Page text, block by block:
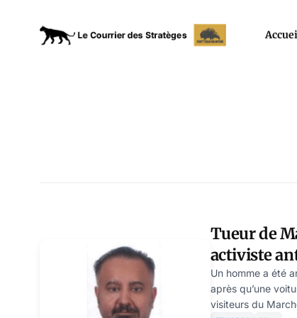
Tueur de
activiste
punir
Un homme a été
après qu’une
visiteurs du